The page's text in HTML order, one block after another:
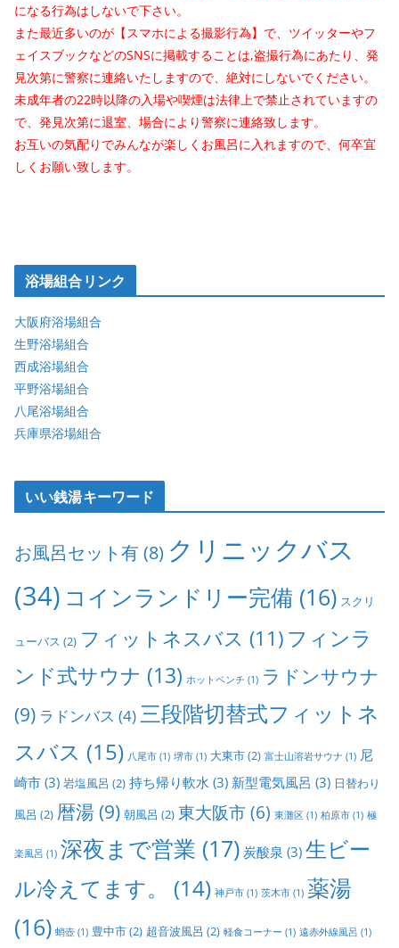
になる行為はしないで下さい。
また最近多いのが【スマホによる撮影行為】で、ツイッターやフ
ェイスブックなどのSNSに掲載することは,盗撮行為にあたり、発
見次第に警察に連絡いたしますので、絶対にしないでください。
未成年者の22時以降の入場や喫煙は法律上で禁止されていますの
で、発見次第に退室、場合により警察に連絡致します。
お互いの気配りでみんなが楽しくお風呂に入れますので、何卒宜
しくお願い致します。
浴場組合リンク
大阪府浴場組合
生野浴場組合
西成浴場組合
平野浴場組合
八尾浴場組合
兵庫県浴場組合
いい銭湯キーワード
お風呂セット有(8) クリニックバス
(34) コインランドリー完備 (16) スクリ
ューバス (2) フィットネスバス (11)フィンラ
ンド式サウナ (13) ホットベンチ (1) ラドンサウナ
(9) ラドンバス (4)三段階切替式フィットネ
スバス (15) 八尾市 (1) 堺市 (1) 大東市(2) 富士山溶岩サウナ (1) 尼
崎市 (3) 岩塩風呂 (2) 持ち帰り軟水 (3) 新型電気風呂 (3) 日替わり
風呂 (2) 暦湯(9) 朝風呂 (2) 東大阪市(6) 東灘区 (1) 柏原市 (1) 極
楽風呂 (1) 深夜まで営業 (17) 炭酸泉 (3) 生ビー
ル冷えてます。
(14) 神戸市 (1) 茨木市 (1) 薬湯
(16) 蛸壺 (1) 豊中市(2) 超音波風呂 (2) 軽食コーナー (1) 遠赤外線風呂 (1)